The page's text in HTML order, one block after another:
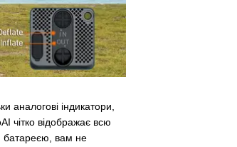
аналогові індикатори,
чітко відображає всю
батареєю, вам не